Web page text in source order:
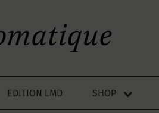
EDITION LMD SHOP